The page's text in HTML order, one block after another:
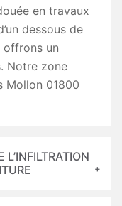
en travaux
dessous de
offrons un
Notre zone
Mollon 01800